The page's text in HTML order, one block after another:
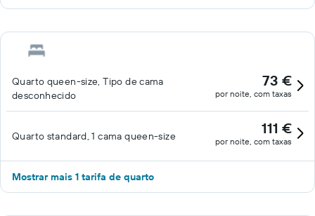
Quarto queen-size, Tipo de cama
desconhecido
73 €
por noite, com taxas
Quarto standard, 1 cama queen-size 111 €
por noite, com taxas
Mostrar mais 1 tarifa de quarto